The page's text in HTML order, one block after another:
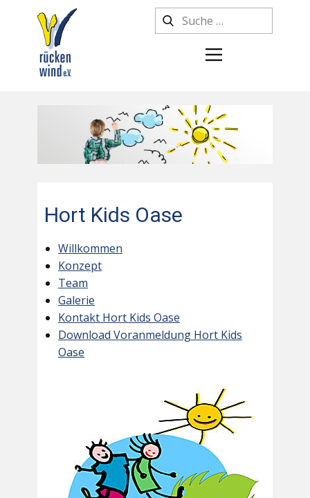
Hort Kids Oase
Willkommen
Konzept
Team
Galerie
Kontakt Hort Kids Oase
Download Voranmeldung Hort Kids
Oase